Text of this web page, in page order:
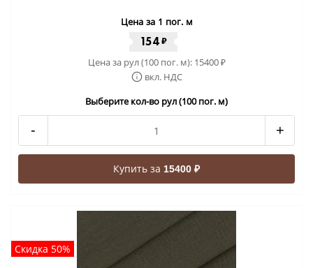
Цена за 1 пог. м
154 ₽
Цена за рул (100 пог. м): 15400₽
вкл. НДС
Выберите кол-во рул (100 пог. м)
- +
Купить за 15400 ₽
Скидка 50%